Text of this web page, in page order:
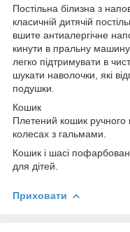
Постільна білизна з
класичній дитячій
вшите антиалергічне
кинути в пральну
легко підтримувати в
шукати наволочки, які
подушки.
Кошик
Плетений кошик
колесах з гальмами.
Кошик і шасі
для дітей.
Приховати